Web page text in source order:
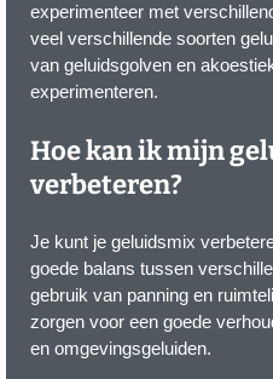
experimenteer met
veel verschillende soorten
van geluidsgolven en
experimenteren.
Hoe kan ik mijn
verbeteren?
Je kunt je geluidsmix
goede balans tussen
gebruik van panning en
zorgen voor een goede
en omgevingsgeluiden.